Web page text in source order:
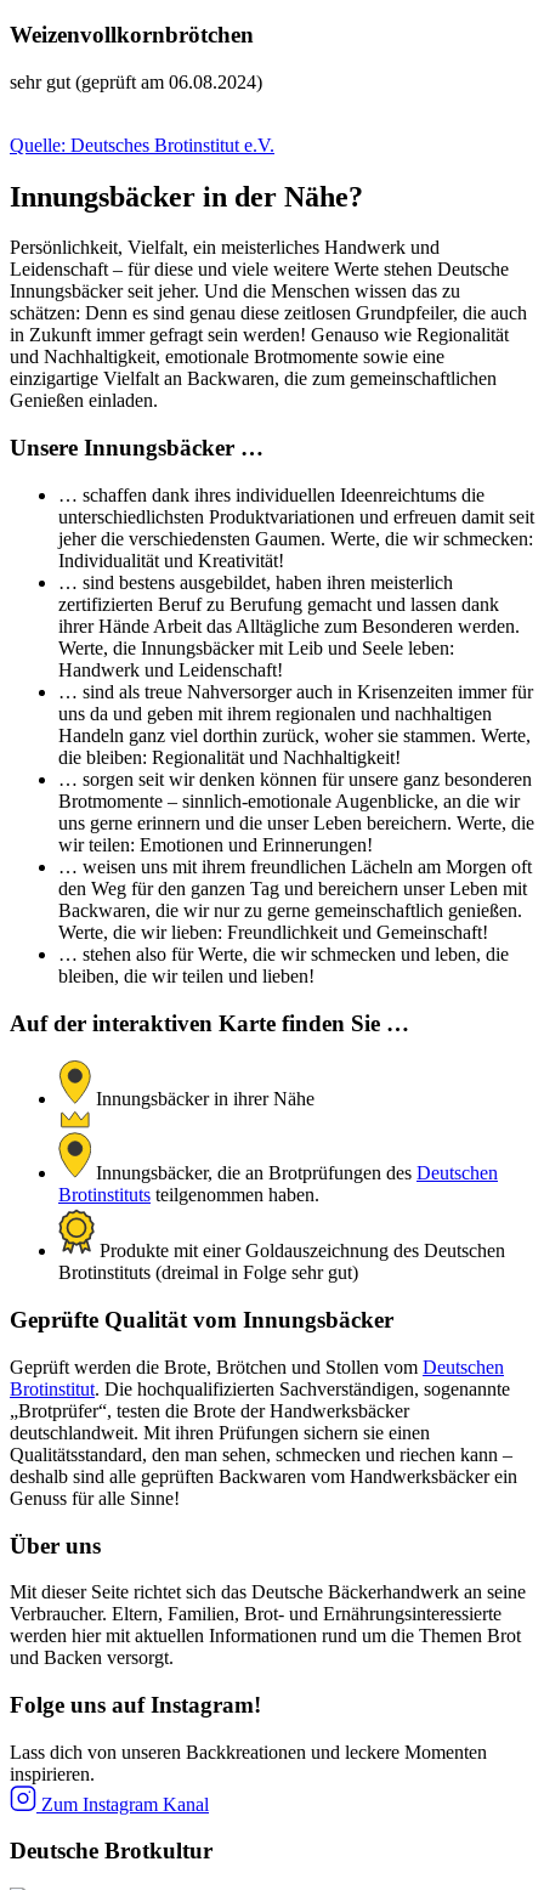
Weizenvollkornbrötchen
sehr gut (geprüft am 06.08.2024)
Quelle: Deutsches Brotinstitut e.V.
Innungsbäcker in der Nähe?
Persönlichkeit, Vielfalt, ein meisterliches Handwerk und
Leidenschaft – für diese und viele weitere Werte stehen Deutsche
Innungsbäcker seit jeher. Und die Menschen wissen das zu
schätzen: Denn es sind genau diese zeitlosen Grundpfeiler, die auch
in Zukunft immer gefragt sein werden! Genauso wie Regionalität
und Nachhaltigkeit, emotionale Brotmomente sowie eine
einzigartige Vielfalt an Backwaren, die zum gemeinschaftlichen
Genießen einladen.
Unsere Innungsbäcker …
… schaffen dank ihres individuellen Ideenreichtums die
unterschiedlichsten Produktvariationen und erfreuen damit seit
jeher die verschiedensten Gaumen. Werte, die wir schmecken:
Individualität und Kreativität!
… sind bestens ausgebildet, haben ihren meisterlich
zertifizierten Beruf zu Berufung gemacht und lassen dank
ihrer Hände Arbeit das Alltägliche zum Besonderen werden.
Werte, die Innungsbäcker mit Leib und Seele leben:
Handwerk und Leidenschaft!
… sind als treue Nahversorger auch in Krisenzeiten immer für
uns da und geben mit ihrem regionalen und nachhaltigen
Handeln ganz viel dorthin zurück, woher sie stammen. Werte,
die bleiben: Regionalität und Nachhaltigkeit!
… sorgen seit wir denken können für unsere ganz besonderen
Brotmomente – sinnlich-emotionale Augenblicke, an die wir
uns gerne erinnern und die unser Leben bereichern. Werte, die
wir teilen: Emotionen und Erinnerungen!
… weisen uns mit ihrem freundlichen Lächeln am Morgen oft
den Weg für den ganzen Tag und bereichern unser Leben mit
Backwaren, die wir nur zu gerne gemeinschaftlich genießen.
Werte, die wir lieben: Freundlichkeit und Gemeinschaft!
… stehen also für Werte, die wir schmecken und leben, die
bleiben, die wir teilen und lieben!
Auf der interaktiven Karte finden Sie …
Innungsbäcker in ihrer Nähe
Innungsbäcker, die an Brotprüfungen des Deutschen
Brotinstituts teilgenommen haben.
Produkte mit einer Goldauszeichnung des Deutschen
Brotinstituts (dreimal in Folge sehr gut)
Geprüfte Qualität vom Innungsbäcker
Geprüft werden die Brote, Brötchen und Stollen vom Deutschen
Brotinstitut. Die hochqualifizierten Sachverständigen, sogenannte
„Brotprüfer“, testen die Brote der Handwerksbäcker
deutschlandweit. Mit ihren Prüfungen sichern sie einen
Qualitätsstandard, den man sehen, schmecken und riechen kann –
deshalb sind alle geprüften Backwaren vom Handwerksbäcker ein
Genuss für alle Sinne!
Über uns
Mit dieser Seite richtet sich das Deutsche Bäckerhandwerk an seine
Verbraucher. Eltern, Familien, Brot- und Ernährungsinteressierte
werden hier mit aktuellen Informationen rund um die Themen Brot
und Backen versorgt.
Folge uns auf Instagram!
Lass dich von unseren Backkreationen und leckere Momenten
inspirieren.
Zum Instagram Kanal
Deutsche Brotkultur